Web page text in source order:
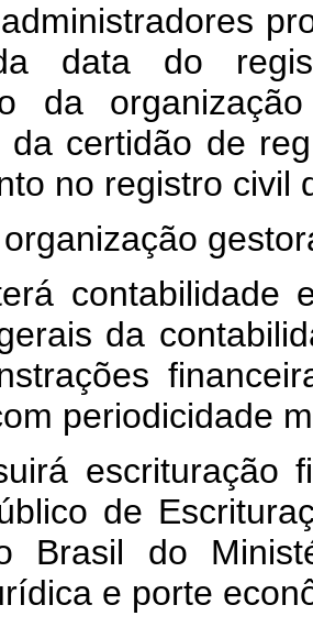
data do
da
da certidão de
no registro civil
organização
contabilidade
da
periodicidade
escrituração
de
Brasil do
e porte